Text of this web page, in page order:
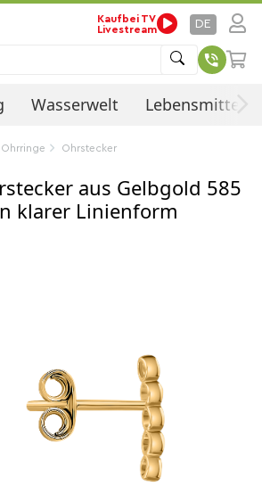
Kaufbei TV
Livestream
DE
Wasserwelt Lebensmittel
Ohrringe Ohrstecker
aus Gelbgold 585
klarer Linienform